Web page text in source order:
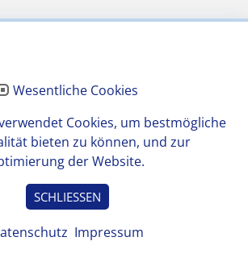
Wesentliche Cookies
Cookies, um bestmögliche
bieten zu können, und zur
der Website.
SCHLIESSEN
Impressum